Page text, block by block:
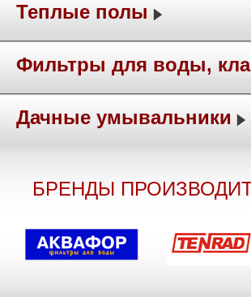
Теплые полы
Фильтры для воды,
Дачные умывальники
БРЕНДЫ